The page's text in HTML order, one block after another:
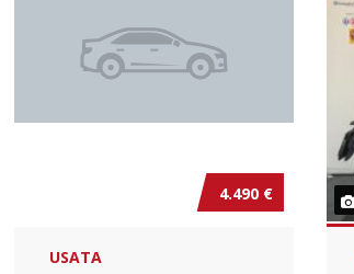
4.490 €
USATA